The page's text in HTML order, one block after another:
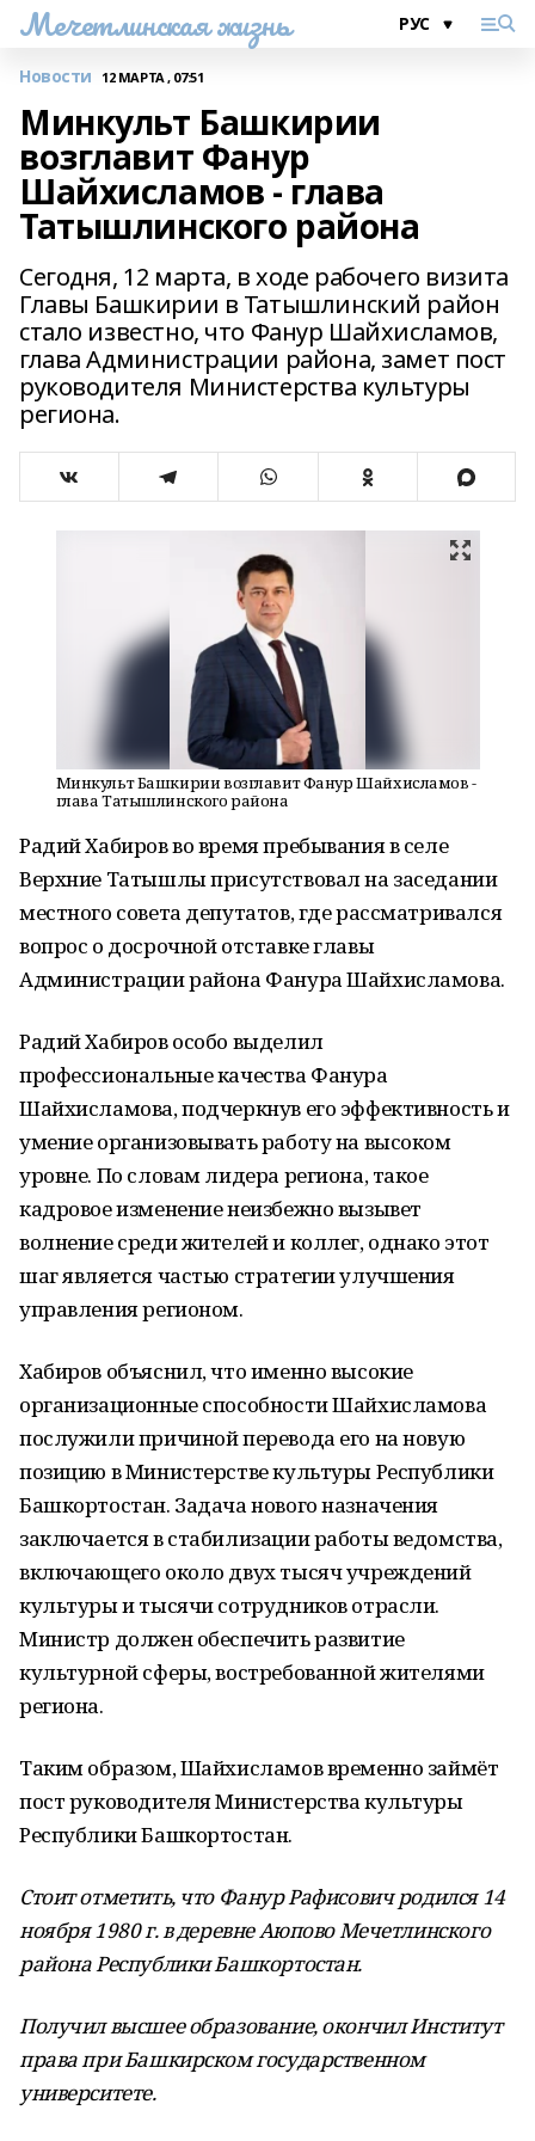
Мечетлинская жизнь
Новости 12 МАРТА , 07:51
Минкульт Башкирии
возглавит Фанур
Шайхисламов - глава
Татышлинского района
Сегодня, 12 марта, в ходе рабочего визита
Главы Башкирии в Татышлинский район
стало известно, что Фанур Шайхисламов,
глава Администрации района, замет пост
руководителя Министерства культуры
региона.
Минкульт Башкирии возглавит Фанур Шайхисламов -
глава Татышлинского района
Радий Хабиров во время пребывания в селе
Верхние Татышлы присутствовал на заседании
местного совета депутатов, где рассматривался
вопрос о досрочной отставке главы
Администрации района Фанура Шайхисламова.
Радий Хабиров особо выделил
профессиональные качества Фанура
Шайхисламова, подчеркнув его эффективность и
умение организовывать работу на высоком
уровне. По словам лидера региона, такое
кадровое изменение неизбежно вызывет
волнение среди жителей и коллег, однако этот
шаг является частью стратегии улучшения
управления регионом.
Хабиров объяснил, что именно высокие
организационные способности Шайхисламова
послужили причиной перевода его на новую
позицию в Министерстве культуры Республики
Башкортостан. Задача нового назначения
заключается в стабилизации работы ведомства,
включающего около двух тысяч учреждений
культуры и тысячи сотрудников отрасли.
Министр должен обеспечить развитие
культурной сферы, востребованной жителями
региона.
Таким образом, Шайхисламов временно займёт
пост руководителя Министерства культуры
Республики Башкортостан.
Стоит отметить, что Фанур Рафисович родился 14
ноября 1980 г. в деревне Аюпово Мечетлинского
района Республики Башкортостан.
Получил высшее образование, окончил Институт
права при Башкирском государственном
университете.